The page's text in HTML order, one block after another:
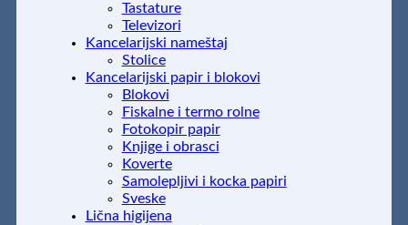
Tastature
Televizori
Kancelarijski nameštaj
Stolice
Kancelarijski papir i blokovi
Blokovi
Fiskalne i termo rolne
Fotokopir papir
Knjige i obrasci
Koverte
Samolepljivi i kocka papiri
Sveske
Lična higijena